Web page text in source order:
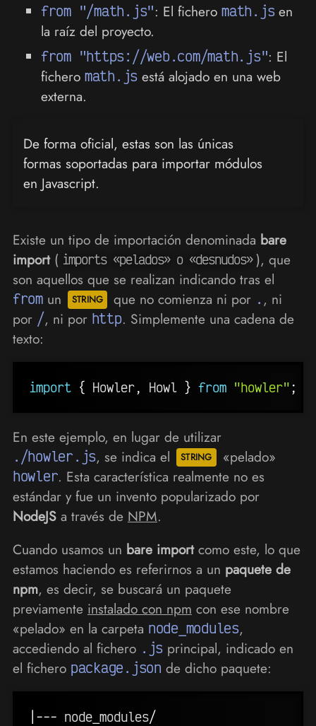
from "/math.js": El ficheromath.jsen
la raíz del proyecto.
from "https://web.com/math.js": El
fichero math.js está alojado en una web
externa.
De forma oficial, estas son las únicas
formas soportadas para importar módulos
en Javascript.
Existe un tipo de importación denominada bare
import( imports «pelados» o «desnudos» ), que
son aquellos que se realizan indicando tras el
fromun que no comienza ni por . , ni
por /, ni por http. Simplemente una cadena de
texto:
import { Howler, Howl } from "howler" ;
En este ejemplo, en lugar de utilizar
./howler.js, se indica el «pelado»
howler. Esta característica realmente no es
estándar y fue un invento popularizado por
NodeJSa través de NPM.
Cuando usamos un bare importcomo este, lo que
estamos haciendo es referirnos a un paquete de
npm, es decir, se buscará un paquete
previamente instalado con npm con ese nombre
«pelado» en la carpeta node_modules,
accediendo al fichero .js principal, indicado en
el fichero package.json de dicho paquete:
--- node_modules/